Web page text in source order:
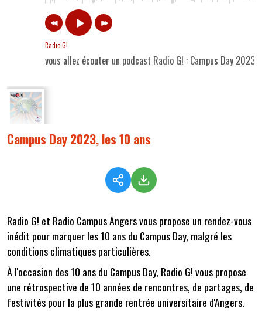
Radio G!
vous allez écouter un podcast Radio G! : Campus Day 2023,
Campus Day 2023, les 10 ans
Radio G! et Radio Campus Angers vous propose un rendez-vous
inédit pour marquer les 10 ans du Campus Day, malgré les
conditions climatiques particulières.
À l'occasion des 10 ans du Campus Day, Radio G! vous propose
une rétrospective de 10 années de rencontres, de partages, de
festivités pour la plus grande rentrée universitaire d'Angers.